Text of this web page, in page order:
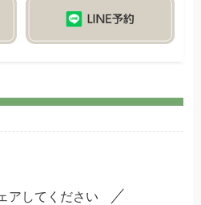
アしてください